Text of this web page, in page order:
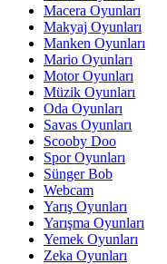
Macera Oyunları
Makyaj Oyunları
Manken Oyunları
Mario Oyunları
Motor Oyunları
Müzik Oyunları
Oda Oyunları
Savas Oyunları
Scooby Doo
Spor Oyunları
Sünger Bob
Webcam
Yarış Oyunları
Yarışma Oyunları
Yemek Oyunları
Zeka Oyunları